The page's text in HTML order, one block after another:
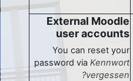
External Moodle
user accounts
You can reset your
password via Kennwort
vergessen?